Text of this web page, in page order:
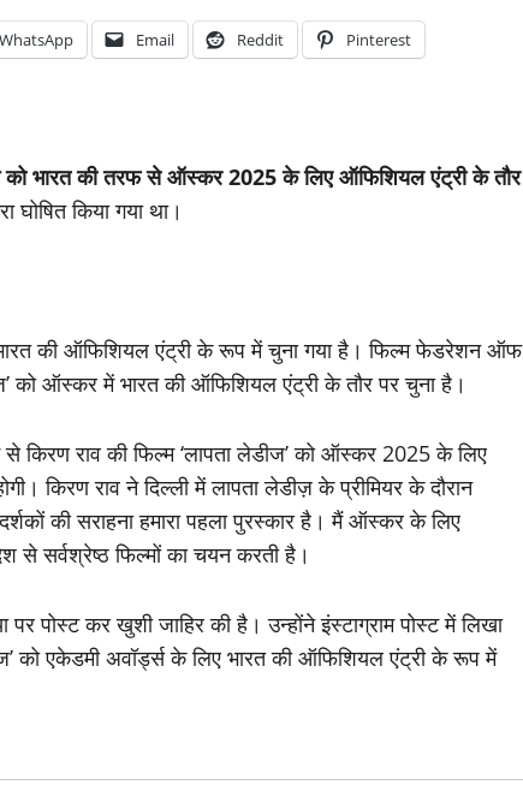
WhatsApp Email Reddit Pinterest
को भारत की तरफ से ऑस्कर 2025 के लिए ऑफिशियल एंट्री के तौर
किया गया था।
की ऑफिशियल एंट्री के रूप में चुना गया है। फिल्म फेडरेशन ऑफ
को ऑस्कर में भारत की ऑफिशियल एंट्री के तौर पर चुना है।
राव की फिल्म ‘लापता लेडीज’ को ऑस्कर 2025 के लिए
किरण राव ने दिल्ली में लापता लेडीज़ के प्रीमियर के दौरान
की सराहना हमारा पहला पुरस्कार है। मैं ऑस्कर के लिए
से सर्वश्रेष्ठ फिल्मों का चयन करती है।
पोस्ट कर खुशी जाहिर की है। उन्होंने इंस्टाग्राम पोस्ट में लिखा
को एकेडमी अवॉर्ड्स के लिए भारत की ऑफिशियल एंट्री के रूप में